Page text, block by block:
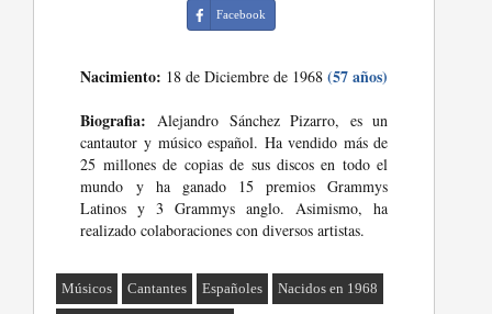
Facebook
Nacimiento: 18 de Diciembre de 1968(57 años)
Biografia: Alejandro Sánchez Pizarro, es un
cantautor y músico español. Ha vendido más de
25 millones de copias de sus discos en todo el
mundo y ha ganado 15 premios Grammys
Latinos y 3 Grammys anglo. Asimismo, ha
realizado colaboraciones con diversos artistas.
Músicos Cantantes Españoles Nacidos en 1968